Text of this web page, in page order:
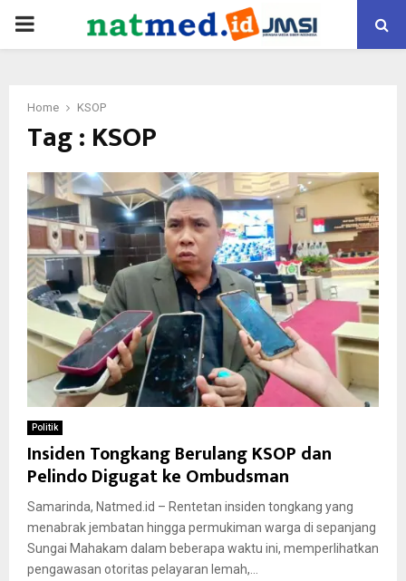
PRIMARY
Home KSOP
Tag : KSOP
Politik
Insiden Tongkang Berulang KSOP dan
Pelindo Digugat ke Ombudsman
Samarinda, Natmed.id – Rentetan insiden tongkang yang
menabrak jembatan hingga permukiman warga di sepanjang
Sungai Mahakam dalam beberapa waktu ini, memperlihatkan
pengawasan otoritas pelayaran lemah,...